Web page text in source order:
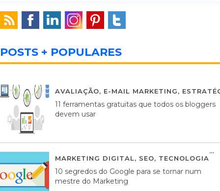
POSTS + POPULARES
AVALIAÇÃO, E-MAIL MARKETING,
11 ferramentas gratuitas que todos os bloggers
devem usar
MARKETING DIGITAL, SEO, TECNOLOGIA
10 segredos do Google para se tornar num
mestre do Marketing